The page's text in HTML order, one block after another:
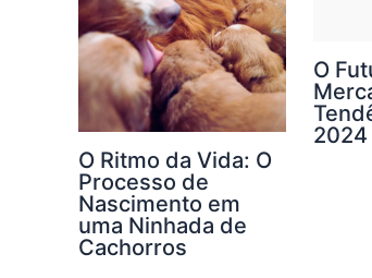
O Ritmo da Vida: O
Processo de
Nascimento em
uma Ninhada de
Cachorros
O
2024